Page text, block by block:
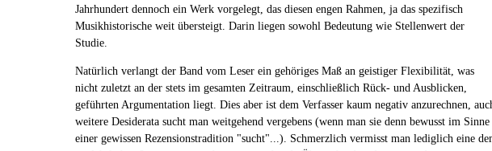
Jahrhundert dennoch ein Werk vorgelegt, das diesen engen Rahmen, ja das spezifisch
Musikhistorische weit übersteigt. Darin liegen sowohl Bedeutung wie Stellenwert der
Studie.
Natürlich verlangt der Band vom Leser ein gehöriges Maß an geistiger Flexibilität, was
nicht zuletzt an der stets im gesamten Zeitraum, einschließlich Rück- und Ausblicken,
geführten Argumentation liegt. Dies aber ist dem Verfasser kaum negativ anzurechnen,
weitere Desiderata sucht man weitgehend vergebens (wenn man sie denn bewusst im Sinne
einer gewissen Rezensionstradition "sucht"...). Schmerzlich vermisst man lediglich eine